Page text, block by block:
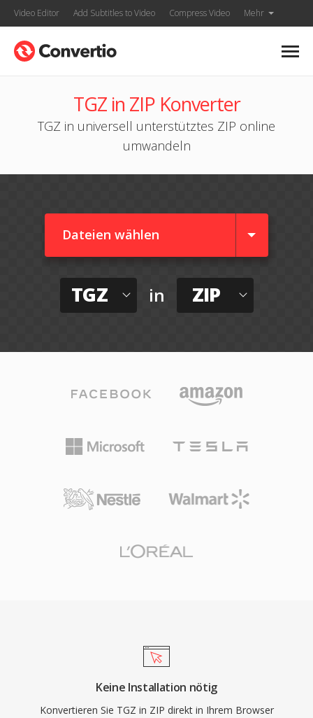
Video Editor Add Subtitles to Video Compress Video Mehr
TGZ in ZIP Konverter
TGZ in universell unterstütztes ZIP online
umwandeln
Dateien wählen
TGZ in ZIP
Keine Installation nötig
Konvertieren Sie TGZ in ZIP direkt in Ihrem Browser